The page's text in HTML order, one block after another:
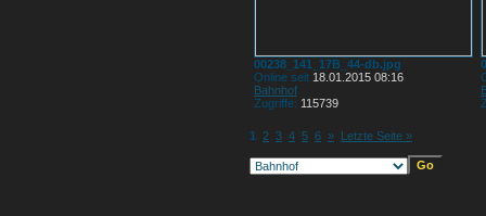
00238_141_17B_44-db.jpg
Online seit 18.01.2015 08:16
Bahnhof
Zugriffe: 115739
1 2 3 4 5 6 » Letzte Seite »